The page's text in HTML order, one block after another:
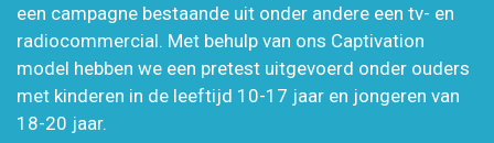
een campagne bestaande uit onder andere een tv- en
radiocommercial. Met behulp van ons Captivation
model hebben we een pretest uitgevoerd onder ouders
met kinderen in de leeftijd 10-17 jaar en jongeren van
18-20 jaar.